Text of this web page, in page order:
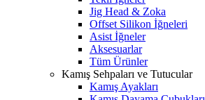
Jig Head & Zoka
Offset Silikon İğneleri
Asist İğneler
Aksesuarlar
Tüm Ürünler
Kamış Sehpaları ve Tutucular
Kamış Ayakları